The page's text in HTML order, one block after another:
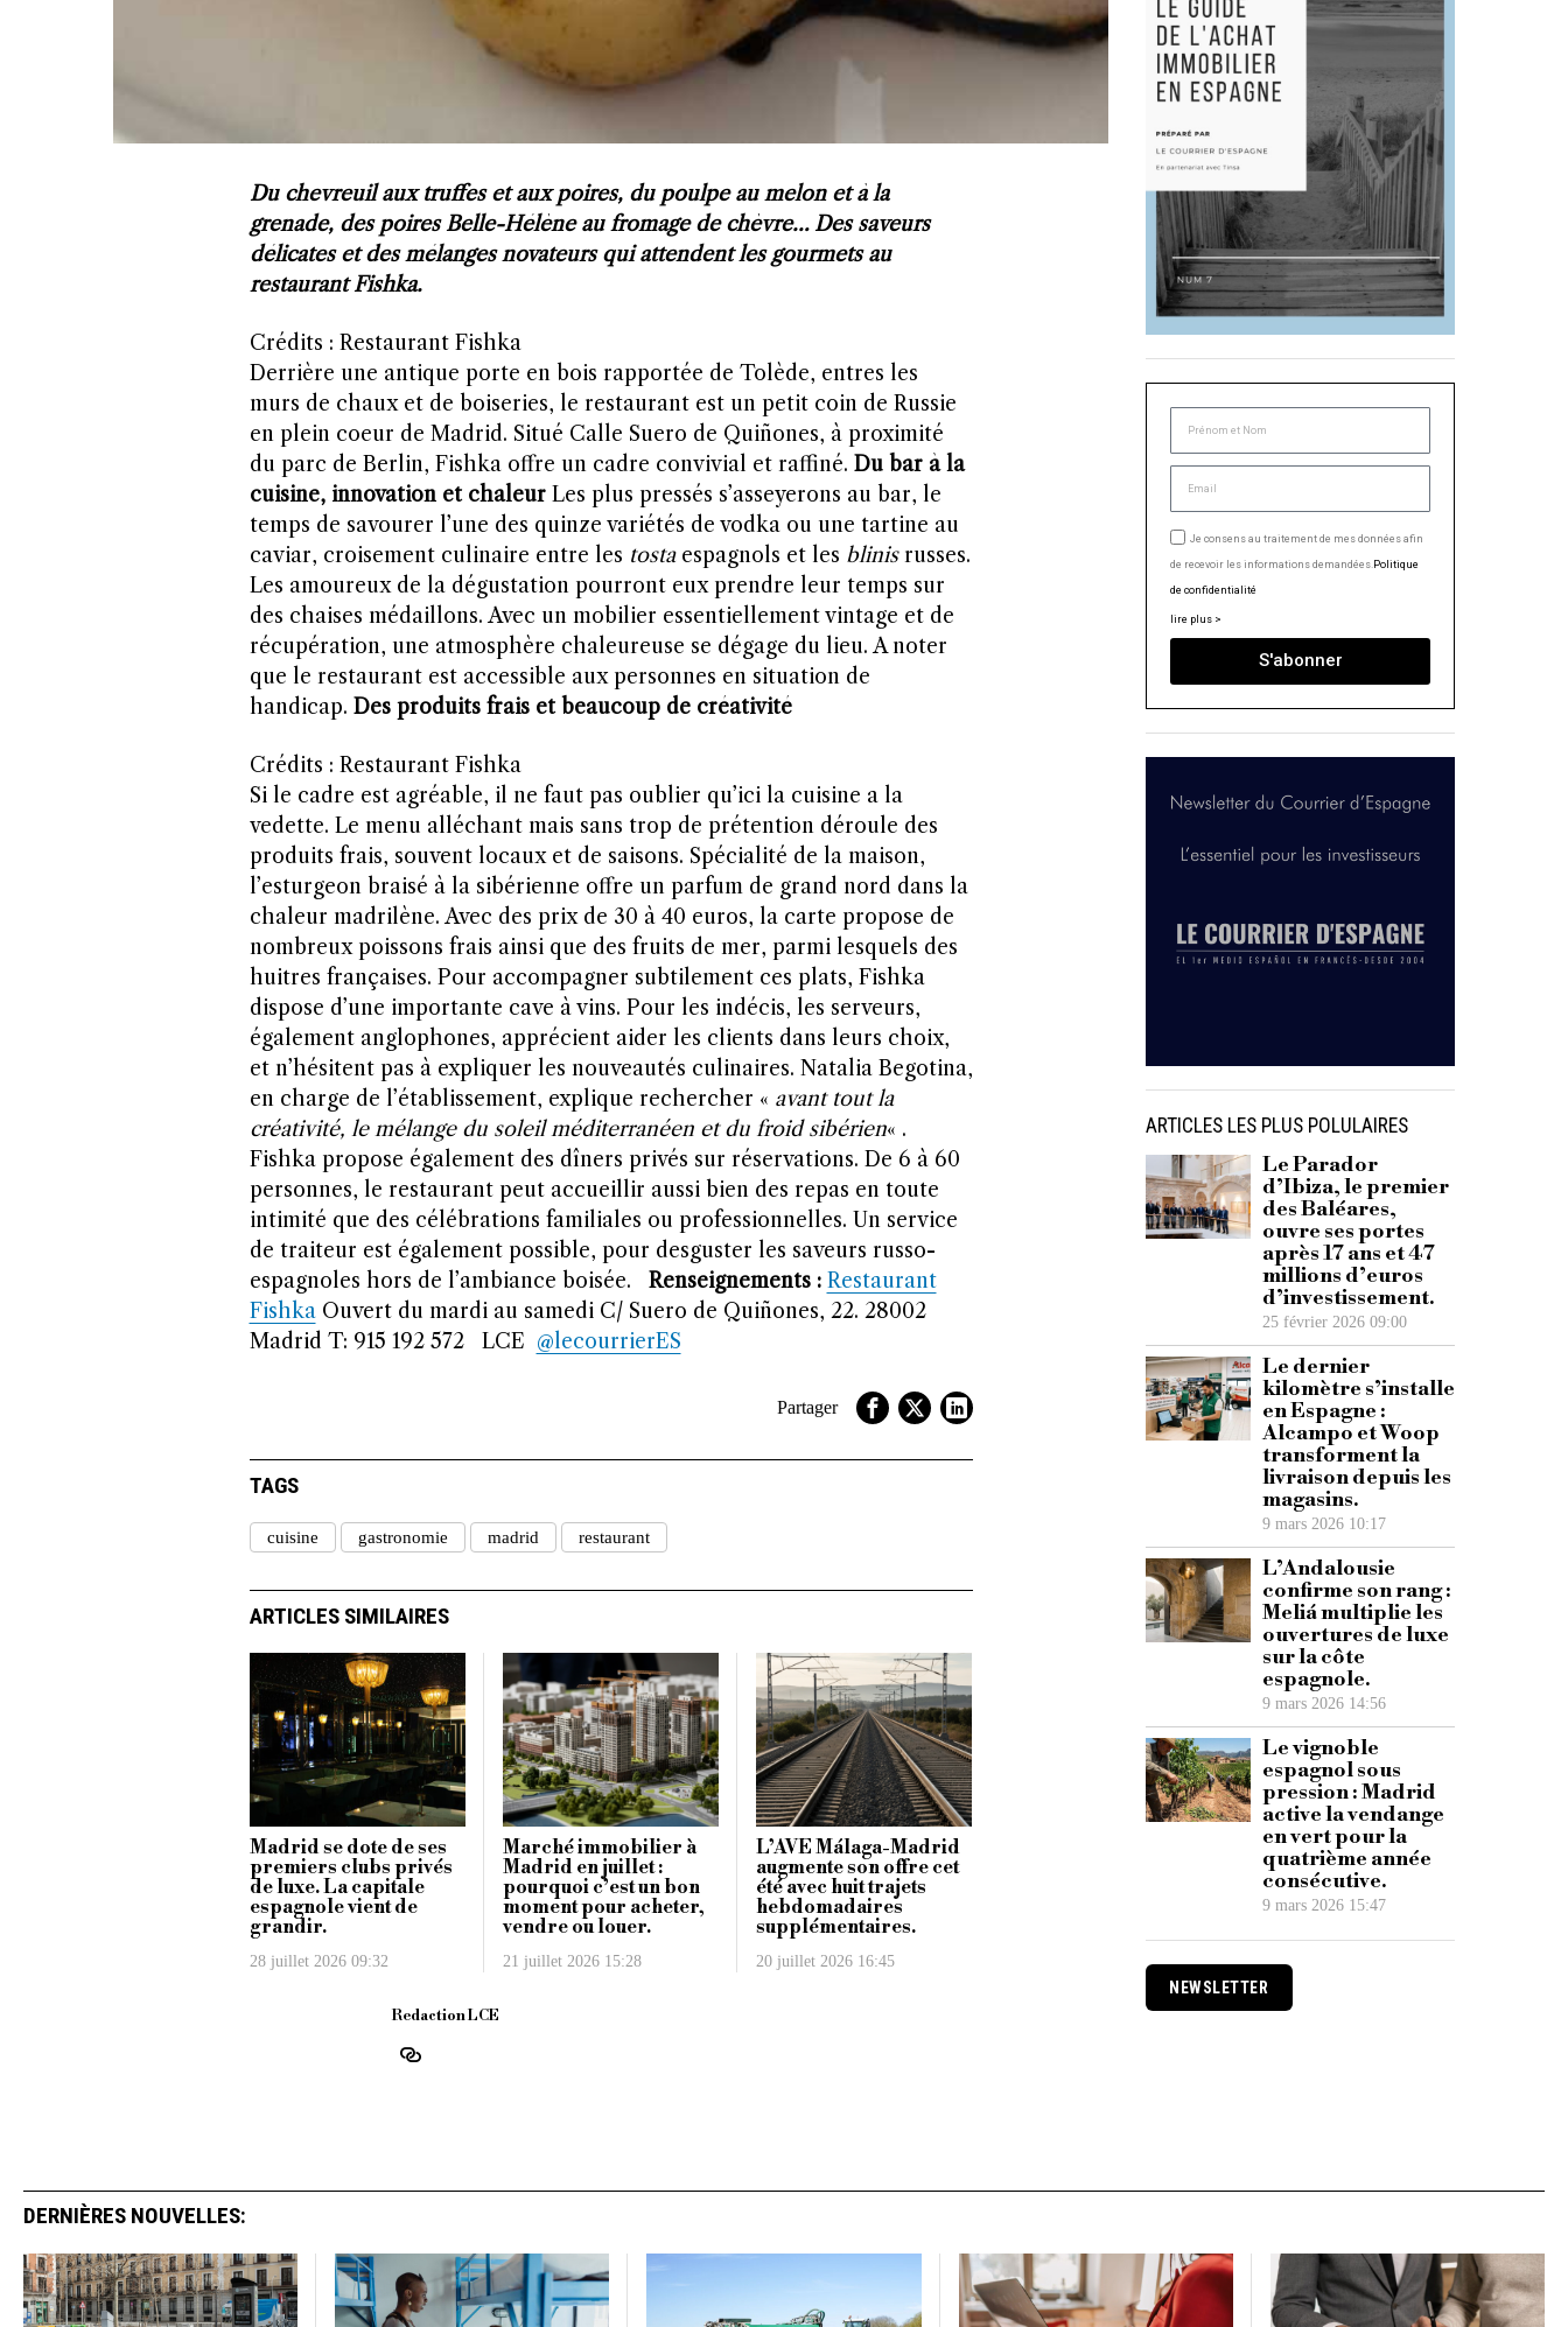
Du chevreuil aux truffes et aux poires, du poulpe au melon et à la
grenade, des poires Belle-Hélène au fromage de chèvre… Des saveurs
délicates et des mélanges novateurs qui attendent les gourmets au
restaurant Fishka.
Crédits : Restaurant Fishka
Derrière une antique porte en bois rapportée de Tolède, entres les
murs de chaux et de boiseries, le restaurant est un petit coin de Russie
en plein coeur de Madrid. Situé Calle Suero de Quiñones, à proximité
du parc de Berlin, Fishka offre un cadre convivial et raffiné. Du bar à la
cuisine, innovation et chaleurLes plus pressés s’asseyerons au bar, le
temps de savourer l’une des quinze variétés de vodka ou une tartine au
caviar, croisement culinaire entre les tostaespagnols et les blinisrusses.
Les amoureux de la dégustation pourront eux prendre leur temps sur
des chaises médaillons. Avec un mobilier essentiellement vintage et de
récupération, une atmosphère chaleureuse se dégage du lieu. A noter
que le restaurant est accessible aux personnes en situation de
handicap. Des produits frais et beaucoup de créativité
Crédits : Restaurant Fishka
Si le cadre est agréable, il ne faut pas oublier qu’ici la cuisine a la
vedette. Le menu alléchant mais sans trop de prétention déroule des
produits frais, souvent locaux et de saisons. Spécialité de la maison,
l’esturgeon braisé à la sibérienne offre un parfum de grand nord dans la
chaleur madrilène. Avec des prix de 30 à 40 euros, la carte propose de
nombreux poissons frais ainsi que des fruits de mer, parmi lesquels des
huitres françaises. Pour accompagner subtilement ces plats, Fishka
dispose d’une importante cave à vins. Pour les indécis, les serveurs,
également anglophones, apprécient aider les clients dans leurs choix,
et n’hésitent pas à expliquer les nouveautés culinaires. Natalia Begotina,
en charge de l’établissement, explique rechercher « avant tout la
créativité, le mélange du soleil méditerranéen et du froid sibérien« .
Fishka propose également des dîners privés sur réservations. De 6 à 60
personnes, le restaurant peut accueillir aussi bien des repas en toute
intimité que des célébrations familiales ou professionnelles. Un service
de traiteur est également possible, pour desguster les saveurs russo-
espagnoles hors de l’ambiance boisée. Renseignements : Restaurant
FishkaOuvert du mardi au samedi C/ Suero de Quiñones, 22. 28002
Madrid T: 915 192 572 LCE @lecourrierES
Partager
TAGS
cuisine gastronomie madrid restaurant
ARTICLES SIMILAIRES
Madrid se dote de ses
premiers clubs privés
de luxe. La capitale
espagnole vient de
grandir.
28 juillet 2026 09:32
Marché immobilier à
Madrid en juillet :
pourquoi c’est un bon
moment pour acheter,
vendre ou louer.
21 juillet 2026 15:28
L’AVE Málaga-Madrid
augmente son offre cet
été avec huit trajets
hebdomadaires
supplémentaires.
20 juillet 2026 16:45
Redaction LCE
Je consens au traitement de mes données afin
de recevoir les informations demandées. Politique
de confidentialité
lire plus >
S'abonner
ARTICLES LES PLUS POLULAIRES
Le Parador
d’Ibiza, le premier
des Baléares,
ouvre ses portes
après 17 ans et 47
millions d’euros
d’investissement.
25 février 2026 09:00
Le dernier
kilomètre s’installe
en Espagne :
Alcampo et Woop
transforment la
livraison depuis les
magasins.
9 mars 2026 10:17
L’Andalousie
confirme son rang :
Meliá multiplie les
ouvertures de luxe
sur la côte
espagnole.
9 mars 2026 14:56
Le vignoble
espagnol sous
pression : Madrid
active la vendange
en vert pour la
quatrième année
consécutive.
9 mars 2026 15:47
NEWSLETTER
DERNIÈRES NOUVELLES: